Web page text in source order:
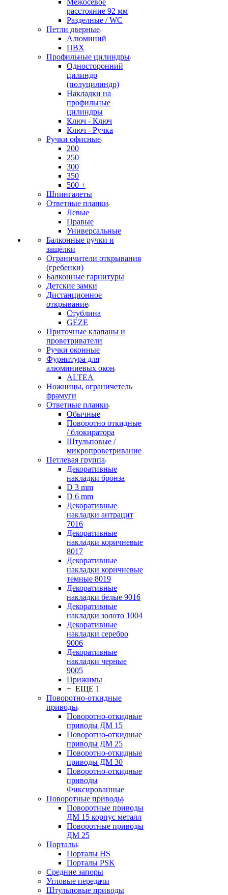
Межосевое
расстояние 92 мм
Разделные / WC
Петли дверные
Алюминий
ПВХ
Профильные цилиндры
Односторонний
цилиндр
(полуцилиндр)
Накладки на
профильные
цилиндры
Ключ - Ключ
Ключ - Ручка
Ручки офисные
200
250
300
350
500 +
Шпингалеты
Ответные планки
Левые
Правые
Универсальные
Балконные ручки и
защёлки
Ограничители открывания
(гребенки)
Балконные гарнитуры
Детские замки
Дистанционное
открывание
Стублина
GEZE
Приточные клапаны и
проветриватели
Ручки оконные
Фурнитура для
алюминиевых окон
ALTEA
Ножницы, ограничетель
фрамуги
Ответные планки
Обычные
Поворотно откидные
/ блокиратора
Штульповые /
микропроветривание
Петлевая группа
Декоративные
накладки бронза
D 3 mm
D 6 mm
Декоративные
накладки антрацит
7016
Декоративные
накладки коричневые
8017
Декоративные
накладки коричневые
темные 8019
Декоративные
накладки белые 9016
Декоративные
накладки золото 1004
Декоративные
накладки серебро
9006
Декоративные
накладки черные
9005
Прижимы
+ ЕЩЕ 1
Поворотно-откидные
приводы
Поворотно-откидные
приводы ДМ 15
Поворотно-откидные
приводы ДМ 25
Поворотно-откидные
приводы ДМ 30
Поворотно-откидные
приводы
Фиксированные
Поворотные приводы
Поворотные приводы
ДМ 15 корпус металл
Поворотные приводы
ДМ 25
Порталы
Порталы HS
Порталы PSK
Средние запоры
Угловые передачи
Штульповые приводы